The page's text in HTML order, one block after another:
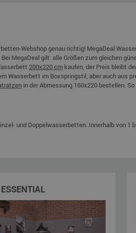
Webshop genau richtig! MegaDeal
MegaDeal gilt: alle Größen zum gleichen
200x220 cm kaufen, der Preis bleibt
im Boxspringstil, aber auch aus
in der Abmessung 160x220 bestellen.
und Doppelwasserbetten. Innerhalb von 1